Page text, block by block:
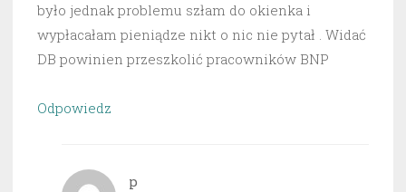
było jednak problemu szłam do okienka i
wypłacałam pieniądze nikt o nic nie pytał . Widać
DB powinien przeszkolić pracowników BNP
Odpowiedz
p